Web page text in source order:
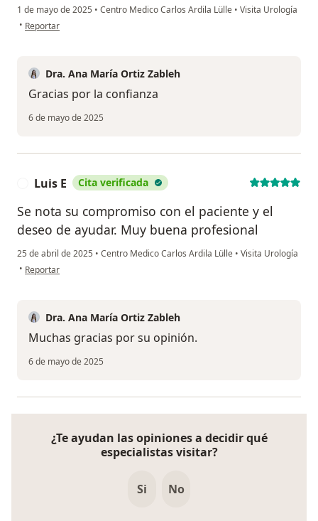
1 de mayo de 2025 • Centro Medico Carlos Ardila Lülle • Visita Urología
• en opinión del usuario Manuel J. Barrera Amorocho
Reportar
Dra. Ana María Ortiz Zableh
Gracias por la confianza
6 de mayo de 2025
Luis E Cita verificada
Se nota su compromiso con el paciente y el
deseo de ayudar. Muy buena profesional
25 de abril de 2025 • Centro Medico Carlos Ardila Lülle • Visita Urología
• en opinión del usuario Luis E
Reportar
Dra. Ana María Ortiz Zableh
Muchas gracias por su opinión.
6 de mayo de 2025
¿Te ayudan las opiniones a decidir qué
especialistas visitar?
Si No